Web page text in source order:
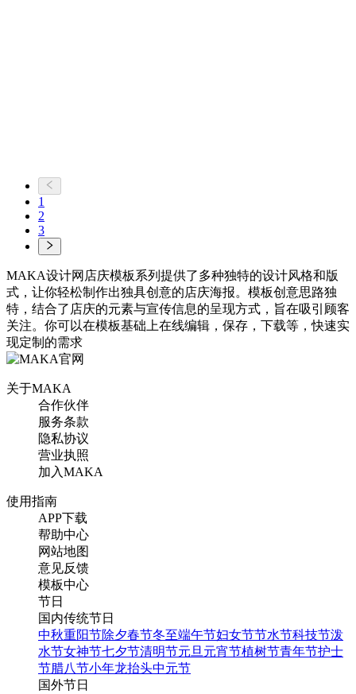
瑜伽店庆周年庆促销活动
海报
找相似
手机海报
周年庆店庆优惠促销海报
找相似
手机海报
1
2
3
MAKA设计网店庆模板系列提供了多种独特的设计风格和版
式，让你轻松制作出独具创意的店庆海报。模板创意思路独
特，结合了店庆的元素与宣传信息的呈现方式，旨在吸引顾客
关注。你可以在模板基础上在线编辑，保存，下载等，快速实
现定制的需求
关于MAKA
合作伙伴
服务条款
隐私协议
营业执照
加入MAKA
使用指南
APP下载
帮助中心
网站地图
意见反馈
模板中心
节日
国内传统节日
中秋重阳节除夕春节冬至端午节妇女节节水节科技节泼
水节女神节七夕节清明节元旦 元宵节植树节青年节护士
节腊八节小年龙抬头中元节
国外节日